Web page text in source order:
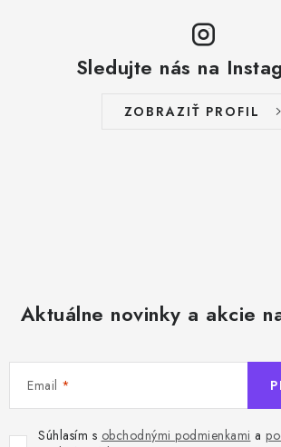
Sledujte nás na
ZOBRAZIŤ PROFIL
Aktuálne novinky a akcie
Email
Súhlasím s obchodnými podmienkami a